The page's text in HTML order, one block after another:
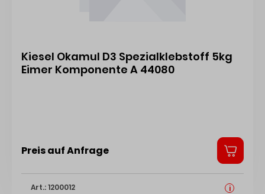
Kiesel Okamul D3 Spezialklebstoff 5kg
Eimer Komponente A 44080
Preis auf Anfrage
Art.: 1200012 i